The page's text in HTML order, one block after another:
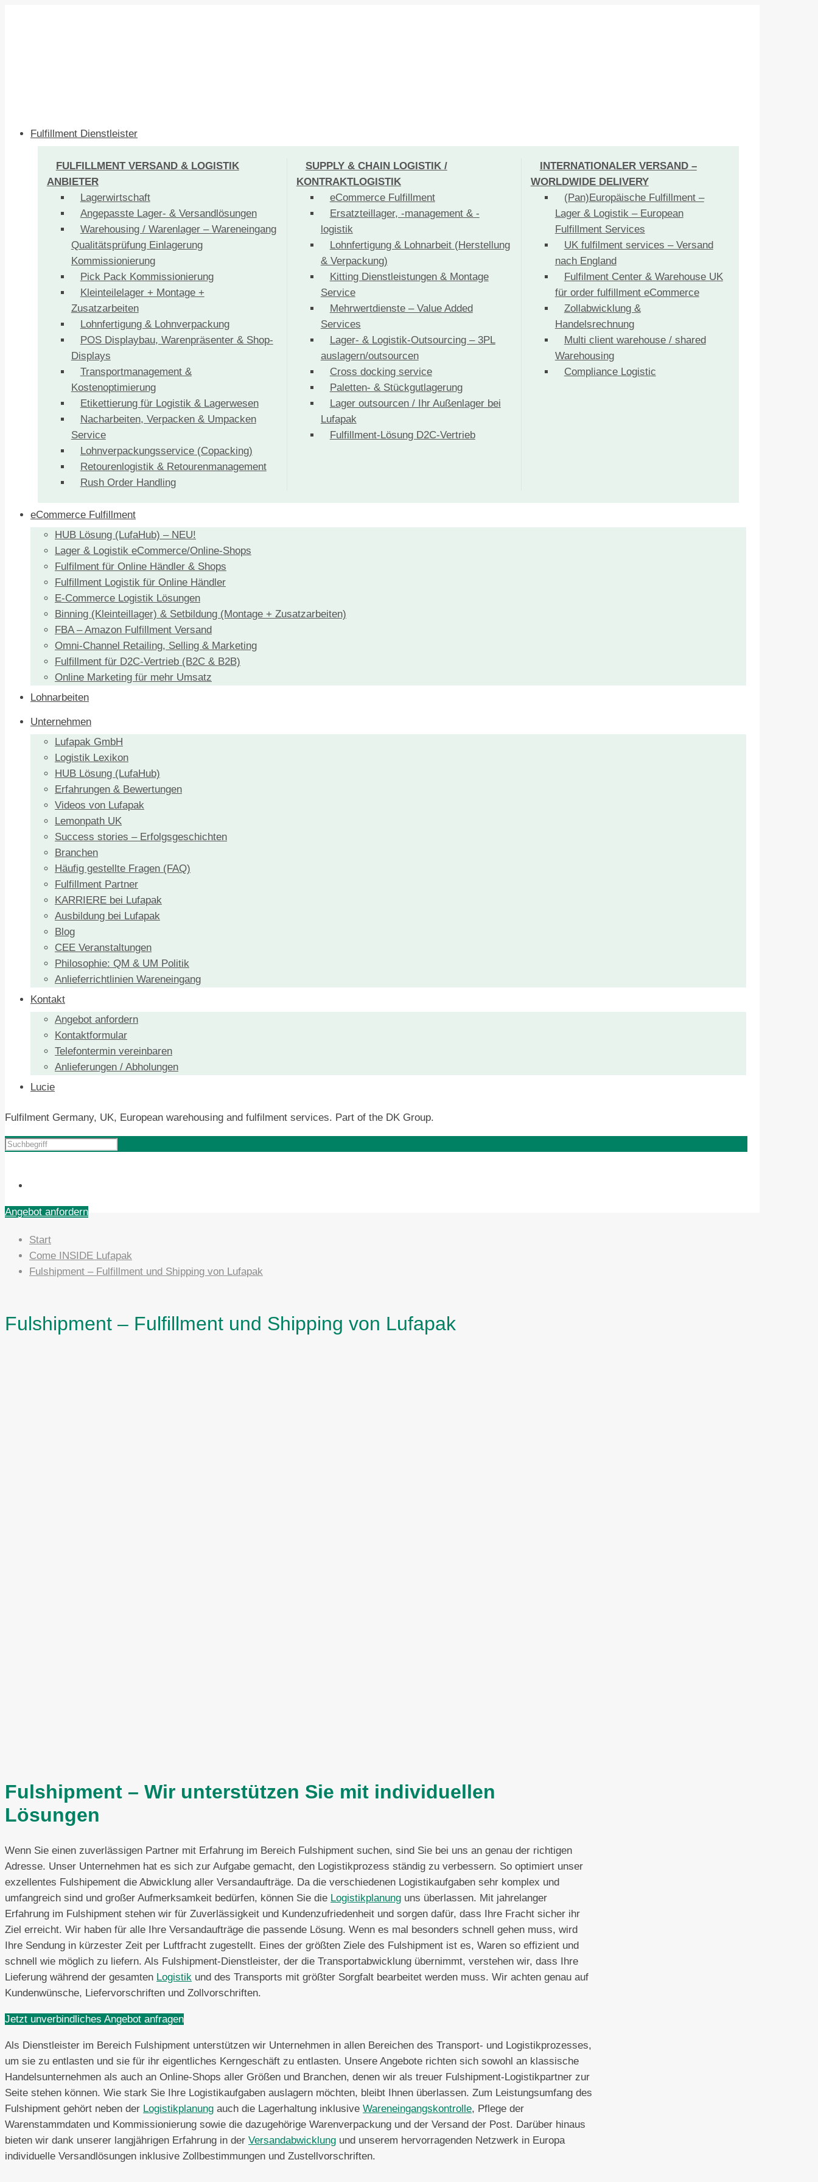
Fulfillment Dienstleister
FULFILLMENT VERSAND & LOGISTIK
ANBIETER
Lagerwirtschaft
Angepasste Lager- & Versandlösungen
Warehousing / Warenlager – Wareneingang
Qualitätsprüfung Einlagerung
Kommissionierung
Pick Pack Kommissionierung
Kleinteilelager + Montage +
Zusatzarbeiten
Lohnfertigung & Lohnverpackung
POS Displaybau, Warenpräsenter & Shop-
Displays
Transportmanagement &
Kostenoptimierung
Etikettierung für Logistik & Lagerwesen
Nacharbeiten, Verpacken & Umpacken
Service
Lohnverpackungsservice (Copacking)
Retourenlogistik & Retourenmanagement
Rush Order Handling
SUPPLY & CHAIN LOGISTIK /
KONTRAKTLOGISTIK
eCommerce Fulfillment
Ersatzteillager, -management & -
logistik
Lohnfertigung & Lohnarbeit (Herstellung
& Verpackung)
Kitting Dienstleistungen & Montage
Service
Mehrwertdienste – Value Added
Services
Lager- & Logistik-Outsourcing – 3PL
auslagern/outsourcen
Cross docking service
Paletten- & Stückgutlagerung
Lager outsourcen / Ihr Außenlager bei
Lufapak
Fulfillment-Lösung D2C-Vertrieb
INTERNATIONALER VERSAND –
WORLDWIDE DELIVERY
(Pan)Europäische Fulfillment –
Lager & Logistik – European
Fulfillment Services
UK fulfilment services – Versand
nach England
Fulfilment Center & Warehouse UK
für order fulfillment eCommerce
Zollabwicklung &
Handelsrechnung
Multi client warehouse / shared
Warehousing
Compliance Logistic
eCommerce Fulfillment
HUB Lösung (LufaHub) – NEU!
Lager & Logistik eCommerce/Online-Shops
Fulfilment für Online Händler & Shops
Fulfillment Logistik für Online Händler
E-Commerce Logistik Lösungen
Binning (Kleinteillager) & Setbildung (Montage + Zusatzarbeiten)
FBA – Amazon Fulfillment Versand
Omni-Channel Retailing, Selling & Marketing
Fulfillment für D2C-Vertrieb (B2C & B2B)
Online Marketing für mehr Umsatz
Lohnarbeiten
Unternehmen
Lufapak GmbH
Logistik Lexikon
HUB Lösung (LufaHub)
Erfahrungen & Bewertungen
Videos von Lufapak
Lemonpath UK
Success stories – Erfolgsgeschichten
Branchen
Häufig gestellte Fragen (FAQ)
Fulfillment Partner
KARRIERE bei Lufapak
Ausbildung bei Lufapak
Blog
CEE Veranstaltungen
Philosophie: QM & UM Politik
Anlieferrichtlinien Wareneingang
Kontakt
Angebot anfordern
Kontaktformular
Telefontermin vereinbaren
Anlieferungen / Abholungen
Lucie
Fulfilment Germany, UK, European warehousing and fulfilment services. Part of the DK Group.
Angebot anfordern
Start
Come INSIDE Lufapak
Fulshipment – Fulfillment und Shipping von Lufapak
Fulshipment – Fulfillment und Shipping von Lufapak
Fulshipment – Wir unterstützen Sie mit individuellen
Lösungen
Wenn Sie einen zuverlässigen Partner mit Erfahrung im Bereich Fulshipment suchen, sind Sie bei uns an genau der richtigen
Adresse. Unser Unternehmen hat es sich zur Aufgabe gemacht, den Logistikprozess ständig zu verbessern. So optimiert unser
exzellentes Fulshipement die Abwicklung aller Versandaufträge. Da die verschiedenen Logistikaufgaben sehr komplex und
umfangreich sind und großer Aufmerksamkeit bedürfen, können Sie die Logistikplanung uns überlassen. Mit jahrelanger
Erfahrung im Fulshipment stehen wir für Zuverlässigkeit und Kundenzufriedenheit und sorgen dafür, dass Ihre Fracht sicher ihr
Ziel erreicht. Wir haben für alle Ihre Versandaufträge die passende Lösung. Wenn es mal besonders schnell gehen muss, wird
Ihre Sendung in kürzester Zeit per Luftfracht zugestellt. Eines der größten Ziele des Fulshipment ist es, Waren so effizient und
schnell wie möglich zu liefern. Als Fulshipment-Dienstleister, der die Transportabwicklung übernimmt, verstehen wir, dass Ihre
Lieferung während der gesamten Logistik und des Transports mit größter Sorgfalt bearbeitet werden muss. Wir achten genau auf
Kundenwünsche, Liefervorschriften und Zollvorschriften.
Jetzt unverbindliches Angebot anfragen
Als Dienstleister im Bereich Fulshipment unterstützen wir Unternehmen in allen Bereichen des Transport- und Logistikprozesses,
um sie zu entlasten und sie für ihr eigentliches Kerngeschäft zu entlasten. Unsere Angebote richten sich sowohl an klassische
Handelsunternehmen als auch an Online-Shops aller Größen und Branchen, denen wir als treuer Fulshipment-Logistikpartner zur
Seite stehen können. Wie stark Sie Ihre Logistikaufgaben auslagern möchten, bleibt Ihnen überlassen. Zum Leistungsumfang des
Fulshipment gehört neben der Logistikplanung auch die Lagerhaltung inklusive Wareneingangskontrolle, Pflege der
Warenstammdaten und Kommissionierung sowie die dazugehörige Warenverpackung und der Versand der Post. Darüber hinaus
bieten wir dank unserer langjährigen Erfahrung in der Versandabwicklung und unserem hervorragenden Netzwerk in Europa
individuelle Versandlösungen inklusive Zollbestimmungen und Zustellvorschriften.